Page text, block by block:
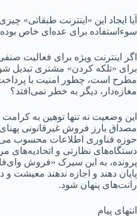
‌آیا ایجاد این «اینترنت طبقاتی»
سوءاستفاده برای عده‌ای خاص
اگر اینترنت ویژه برای فعالیت
برای «تلکه کردن» مشتری تبدیل
مغازه‌دار، دیگر به خطر نمی‌افتد؟
این وضعیت نه تنها توهین به
مصداق بارز فروش غیرقانونی پهنای
حوزه فناوری اطلاعات محسوب
دستگاه‌های نظارتی و اتحادیه‌های
پایان دهند و اجازه ندهند معیشت
رانت‌های پنهان شود.
انتهای پیام